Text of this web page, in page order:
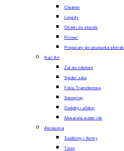
Cleaner
Liquidy
Oliwki do skórek
Primer
Preparaty do usuwania skórek
Nail Art
Żel do zdobień
Spider żele
Folia Transferowa
Stamping
Ozdoby i efekty
Akwarela water ink
Akcesoria
Szablony i formy
Tipsy